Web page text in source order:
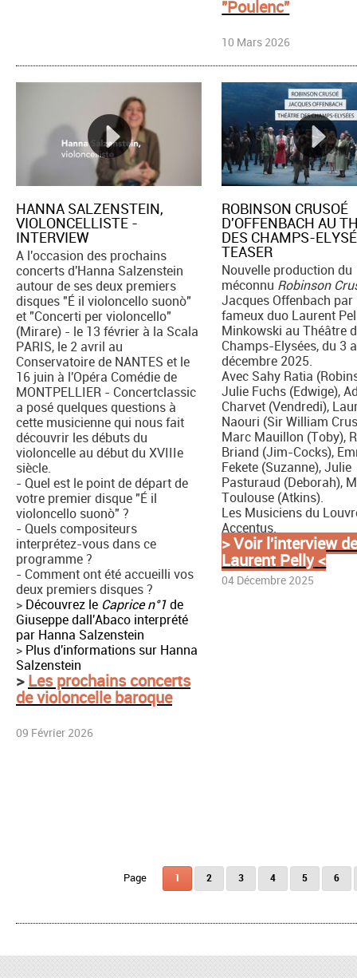
"Poulenc"
10 Mars 2026
HANNA SALZENSTEIN,
VIOLONCELLISTE -
INTERVIEW
A l'occasion des prochains
concerts d'Hanna Salzenstein
autour de ses deux premiers
disques "É il violoncello suonò"
et "Concerti per violoncello"
(Mirare) - le 13 février à la Scala
PARIS, le 2 avril au
Conservatoire de NANTES et le
16 juin à l'Opéra Comédie de
MONTPELLIER - Concertclassic
a posé quelques questions à
cette musicienne qui nous fait
découvrir les débuts du
violoncelle au début du XVIIIe
siècle.
- Quel est le point de départ de
votre premier disque "É il
violoncello suonò" ?
- Quels compositeurs
interprétez-vous dans ce
programme ?
- Comment ont été accueilli vos
deux premiers disques ?
> Découvrez le Caprice n°1de
Giuseppe dall'Abaco interprété
par Hanna Salzenstein
> Plus d'informations sur Hanna
Salzenstein
>Les prochains concerts
de violoncelle baroque
09 Février 2026
ROBINSON CRUSOÉ
D'OFFENBACH AU
DES CHAMPS-
TEASER
Nouvelle production du
méconnu Robinson
Jacques Offenbach par
fameux duo Laurent
Minkowski au Théâtre
Champs-Elysées, du 3
décembre 2025.
Avec Sahy Ratia
Julie Fuchs (Edwige),
Charvet (Vendredi),
Naouri (Sir William
Marc Mauillon (Toby),
Briand (Jim-Cocks),
Fekete (Suzanne), Julie
Pasturaud (Deborah),
Toulouse (Atkins).
Les Musiciens du
Accentus.
> Voir l'interview
Laurent Pelly<
04 Décembre 2025
1 2 3 4 5 6